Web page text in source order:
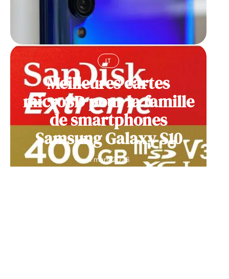
IT
Meilleures cartes
microSD pour la famille
de smartphones
Samsung Galaxy S10
11 mars 2026